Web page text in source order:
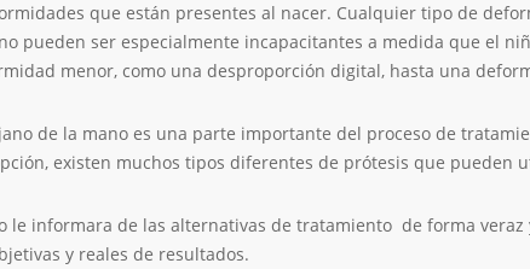
que están presentes al nacer. Cualquier tipo de
pueden ser especialmente incapacitantes a medida que el
menor, como una desproporción digital, hasta una
de la mano es una parte importante del proceso de
existen muchos tipos diferentes de prótesis que pueden
informara de las alternativas de tratamiento de forma
y reales de resultados.